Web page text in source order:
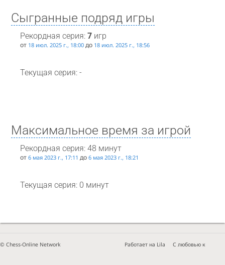
Сыгранные подряд игры
Рекордная серия: 7игр
от 18 июл. 2025 г., 18:00до 18 июл. 2025 г., 18:56
Текущая серия: -
Максимальное время за игрой
Рекордная серия: 48 минут
от 6 мая 2023 г., 17:11 до 6 мая 2023 г., 18:21
Текущая серия: 0 минут
© Chess-Online Network
Работает на Lila
С любовью к